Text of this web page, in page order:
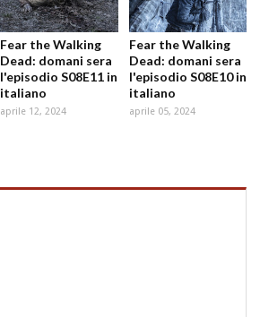
Fear the Walking
Dead: domani sera
l'episodio S08E11 in
italiano
aprile 12, 2024
Fear the Walking
Dead: domani sera
l'episodio S08E10 in
italiano
aprile 05, 2024